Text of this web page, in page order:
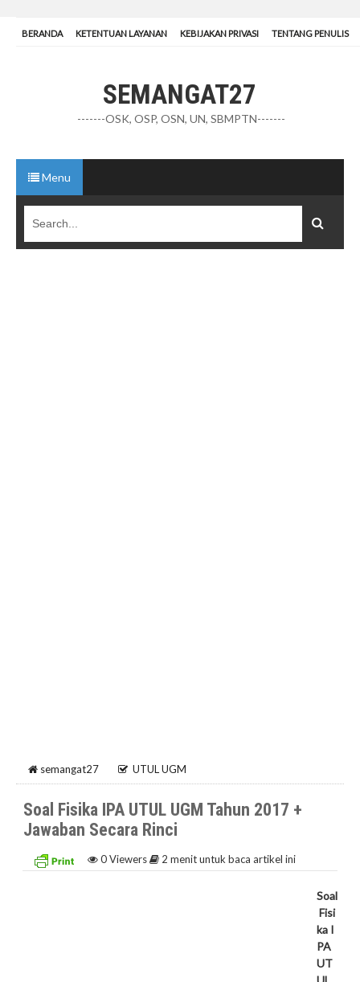
BERANDA KETENTUAN LAYANAN KEBIJAKAN PRIVASI TENTANG PENULIS
SEMANGAT27
-------OSK, OSP, OSN, UN, SBMPTN-------
Menu
semangat27 UTUL UGM
Soal Fisika IPA UTUL UGM Tahun 2017 +
Jawaban Secara Rinci
0Viewers 2 menit untuk baca artikel ini
Soal
Fisi
ka I
PA
UT